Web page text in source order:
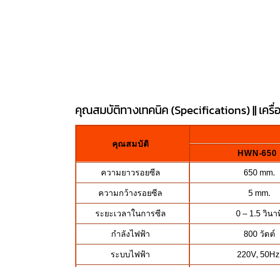
คุณสมบัติทางเทคนิค (Specifications) || เครื่
คุณสมบัติ
HWN-650
ความยาวรอยซีล 650 mm.
ความกว้างรอยซีล 5 mm.
ระยะเวลาในการซีล 0 – 1.5 วินา
กำลังไฟฟ้า 800 วัตต์
ระบบไฟฟ้า 220V,